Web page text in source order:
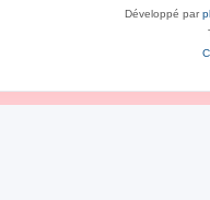
Développé par